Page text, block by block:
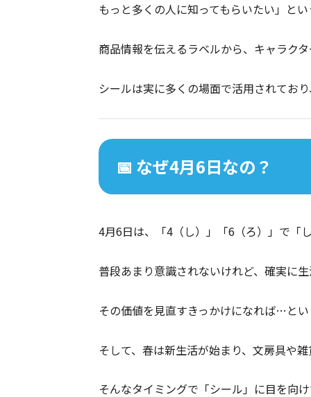
もっと多くの人に知ってもらいたい」と
商品情報を伝えるラベルから、キャラク
シールは実に多くの場面で活用されてお
📅 なぜ4月6日なの？
4月6日は、「4（し）」「6（ろ）」で「
普段あまり意識されないけれど、確実に
その価値を見直すきっかけになれば…と
そして、春は新生活が始まり、文房具や
そんなタイミングで「シール」に目を向